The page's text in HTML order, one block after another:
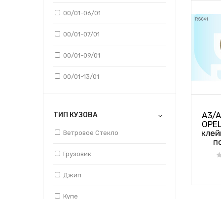
RENAULT
SAAB
SCANIA
SEAT
SKODA
3-SERIES F34 GRAN TOURISMO (GT)
309
323 IV [B469]
323 V
405
00/01-06/01
00/01-07/01
00/01-09/01
00/01-13/01
01/01-06/01
ТИП КУЗОВА
Ветровое Стекло
Грузовик
Джип
Купе
A3/